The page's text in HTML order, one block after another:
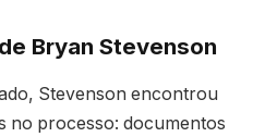
Bryan Stevenson
Stevenson encontrou
no processo: documentos